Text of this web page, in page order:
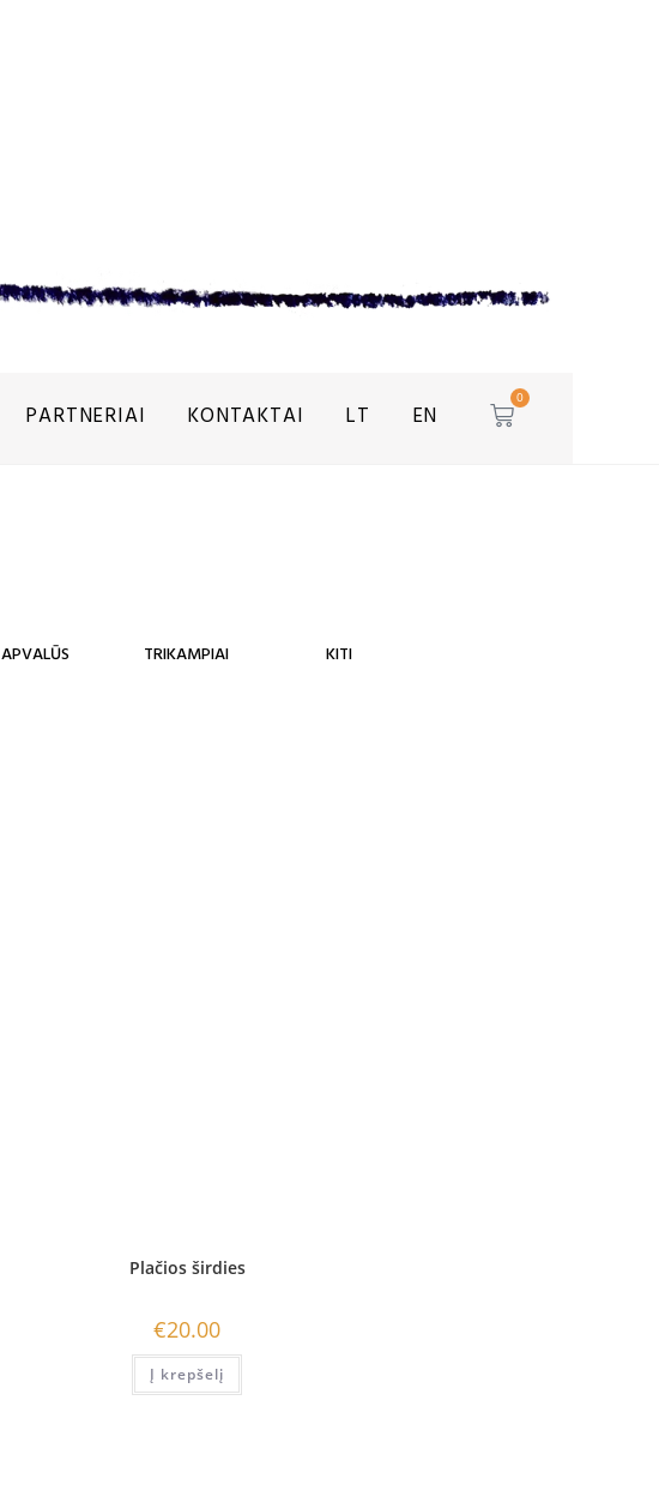
PARTNERIAI KONTAKTAI LT EN
0
APVALŪS TRIKAMPIAI KITI
Plačios širdies
€20.00
Į krepšelį